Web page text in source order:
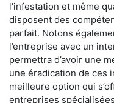
l'infestation et même
disposent des
parfait. Notons
l’entreprise avec un
permettra d’avoir une
une éradication de ces
meilleure option qui
entreprises